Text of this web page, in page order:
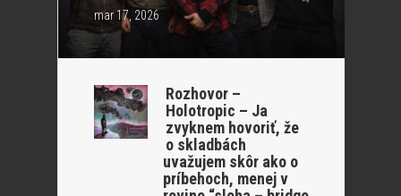
mar 17, 2026
Rozhovor –
Holotropic – Ja
zvyknem hovoriť, že
o skladbách
uvažujem skôr ako o
príbehoch, menej v